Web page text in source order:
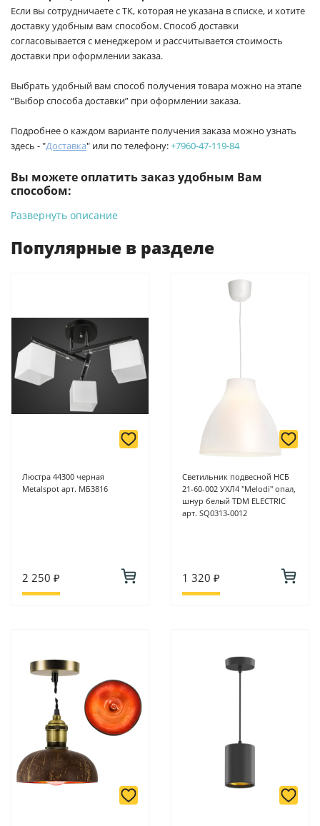
Если вы сотрудничаете с ТК, которая не указана в списке, и хотите
доставку удобным вам способом. Способ доставки
согласовывается с менеджером и рассчитывается стоимость
доставки при оформлении заказа.
Выбрать удобный вам способ получения товара можно на этапе
“Выбор способа доставки” при оформлении заказа.
Подробнее о каждом варианте получения заказа можно узнать
здесь - "Доставка" или по телефону:+7960-47-119-84
Вы можете оплатить заказ удобным Вам
способом:
-Банковской картой на сайте ProffЭлектро. Данный вид
магазинах ProffЭлектро по адресу Геленджикский проспект,
6/2 (база КПП)или по адресу ул. Новороссийская 161И.
Для юридических лиц: переводом на расчетный счет при
онлайн оплате заказа на сайте.
Подробнее о способах оплаты можно узнать здесь - "Оплата"
Развернуть описание
Популярные в разделе
Люстра 44300 черная
Metalspot арт. МБ3816
2 250 ₽
Светильник подвесной НСБ
21-60-002 УХЛ4 "Melodi" опал,
шнур белый TDM ELECTRIC
арт. SQ0313-0012
1 320 ₽